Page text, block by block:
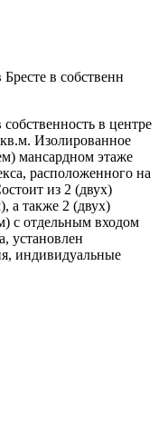
в собственн
в центре
Изолированное
мансардном этаже
расположенного на
из 2 (двух)
а также 2 (двух)
с отдельным входом
установлен
индивидуальные